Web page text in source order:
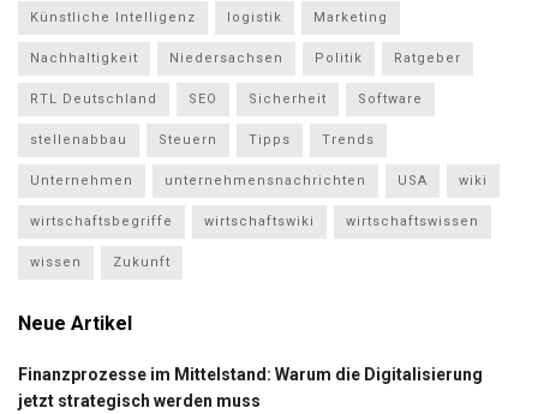
Künstliche Intelligenz logistik Marketing
Nachhaltigkeit Niedersachsen Politik Ratgeber
RTL Deutschland SEO Sicherheit Software
stellenabbau Steuern Tipps Trends
Unternehmen unternehmensnachrichten USA wiki
wirtschaftsbegriffe wirtschaftswiki wirtschaftswissen
wissen Zukunft
Neue Artikel
Finanzprozesse im Mittelstand: Warum die Digitalisierung
jetzt strategisch werden muss